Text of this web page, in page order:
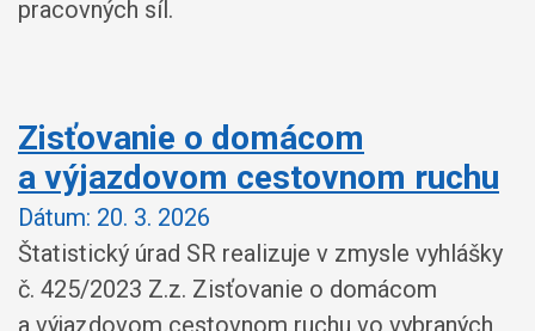
pracovných síl.
Zisťovanie o domácom
a výjazdovom cestovnom ruchu
Dátum: 20. 3. 2026
Štatistický úrad SR realizuje v zmysle vyhlášky
č. 425/2023 Z.z. Zisťovanie o domácom
a výjazdovom cestovnom ruchu vo vybraných